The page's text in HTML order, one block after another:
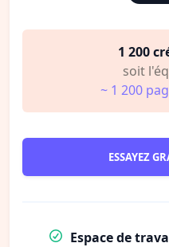
1 200
soit
~ 1 200
ESSAYEZ
Espace de